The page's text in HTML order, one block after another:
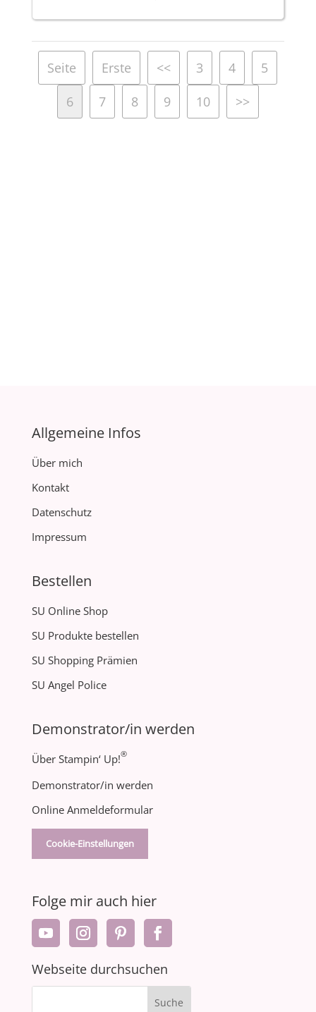
Seite Erste << 3 4
5
6
7 8 9 10 >>
Allgemeine Infos
Über mich
Kontakt
Datenschutz
Impressum
Bestellen
SU Online Shop
SU Produkte bestellen
SU Shopping Prämien
SU Angel Police
Demonstrator/in werden
Über Stampin‘ Up!®
Demonstrator/in werden
Online Anmeldeformular
Cookie-Einstellungen
Folge mir auch hier
Webseite durchsuchen